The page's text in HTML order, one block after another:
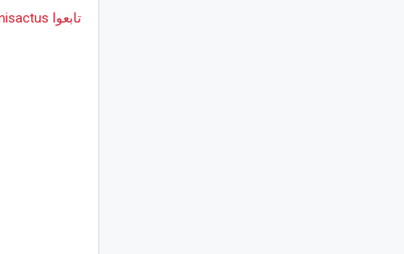
تابعوا Tunisactus على Google News